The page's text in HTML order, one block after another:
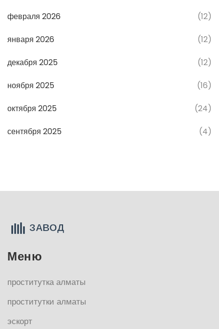
февраля 2026 (12)
января 2026 (12)
декабря 2025 (12)
ноября 2025 (16)
октября 2025 (24)
сентября 2025 (4)
Меню
проститутка алматы
проститутки алматы
эскорт